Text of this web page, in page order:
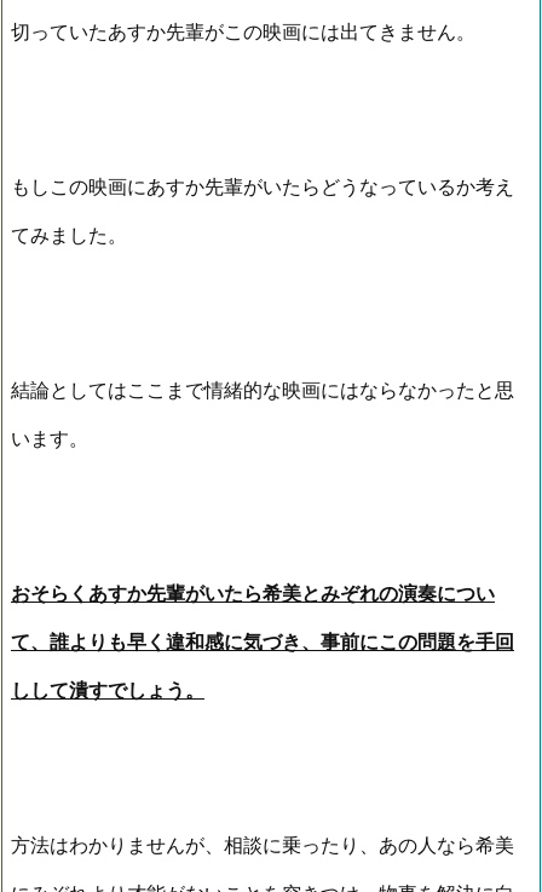
切っていたあすか先輩がこの映画には出てきません。
もしこの映画にあすか先輩がいたらどうなっているか考え
てみました。
結論としてはここまで情緒的な映画にはならなかったと思
います。
おそらくあすか先輩がいたら希美とみぞれの演奏につい
て、誰よりも早く違和感に気づき、事前にこの問題を手回
しして潰すでしょう。
方法はわかりませんが、相談に乗ったり、あの人なら希美